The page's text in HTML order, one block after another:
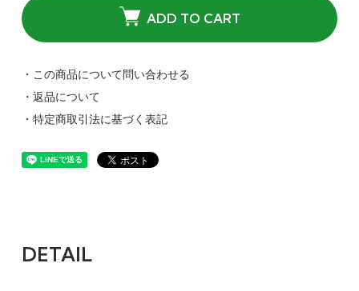
ADD TO CART
・この商品について問い合わせる
・返品について
・特定商取引法に基づく表記
DETAIL